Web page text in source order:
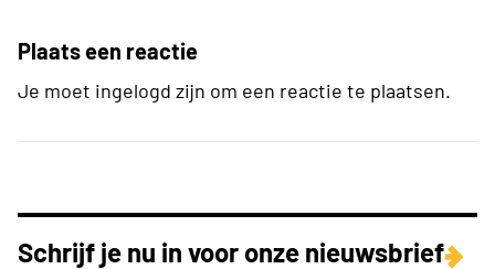
Plaats een reactie
Je moet ingelogd zijn om een reactie te plaatsen.
Schrijf je nu in voor onze nieuwsbrief